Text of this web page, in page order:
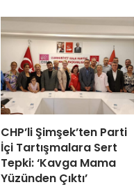
CHP’li Şimşek’ten Parti
İçi Tartışmalara Sert
Tepki: ‘Kavga Mama
Yüzünden Çıktı’